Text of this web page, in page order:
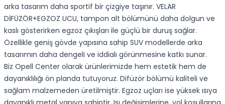
arka tasarım daha sportif bir çizgiye taşınır. VELAR
DİFÜZÖR+EGZOZ UCU, tampon alt bölümünü daha dolgun ve
kaslı gösterirken egzoz çıkışları ile güçlü bir duruş sağlar.
Özellikle geniş gövde yapısına sahip SUV modellerde arka
tasarımın daha dengeli ve iddialı görünmesine katkı sunar.
Biz Opell Center olarak ürünlerimizde hem estetik hem de
dayanıklılığı ön planda tutuyoruz. Difüzör bölümü kaliteli ve
sağlam malzemeden üretilmiştir. Egzoz uçları ise yüksek ısıya